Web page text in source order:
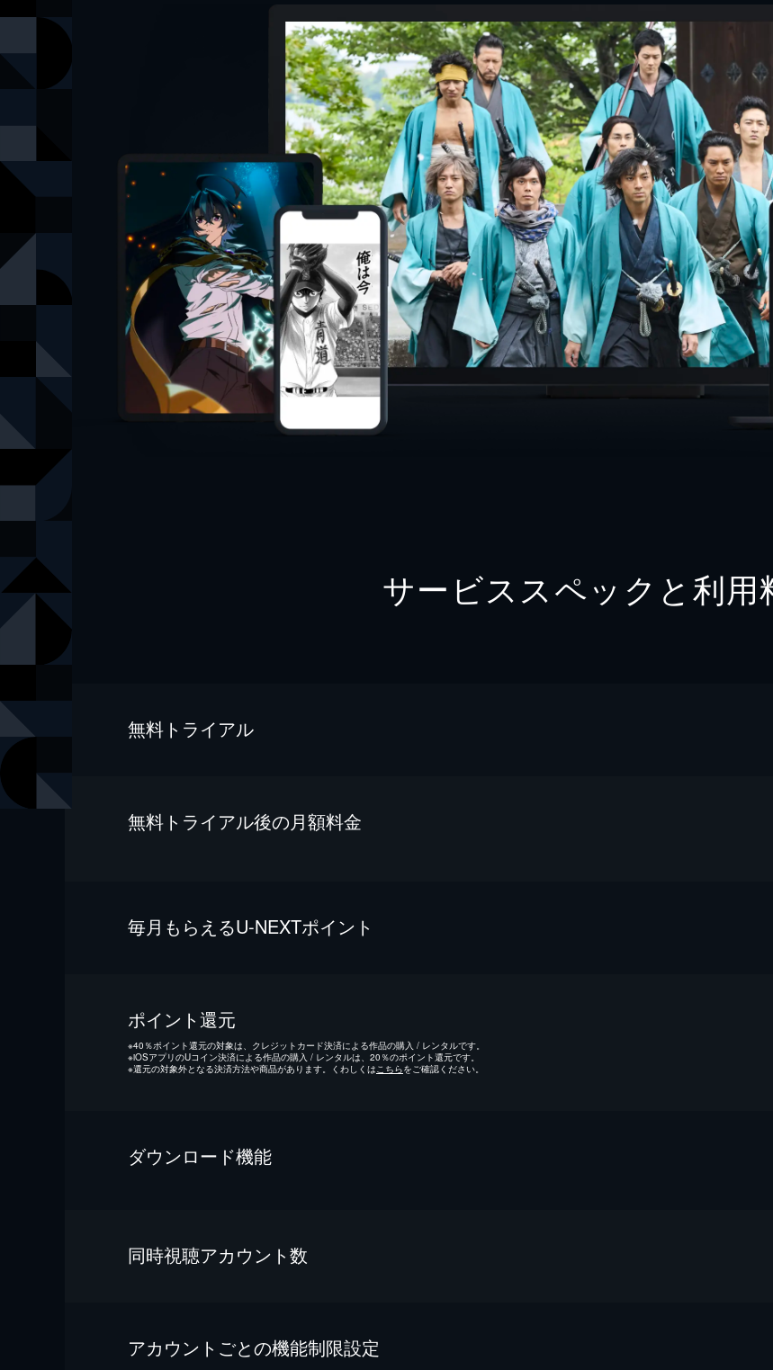
サービススペックと利用
無料トライアル
無料トライアル後の⽉額料金
毎⽉もらえるU-NEXTポイント
ポイント還元
※40％ポイント還元の対象は、クレジットカード決済による作品の購入 / レンタルです。
※iOSアプリのUコイン決済による作品の購入 / レンタルは、20％のポイント還元です。
※還元の対象外となる決済方法や商品があります。くわしくはこちらをご確認ください。
ダウンロード機能
同時視聴アカウント数
アカウントごとの機能制限設定